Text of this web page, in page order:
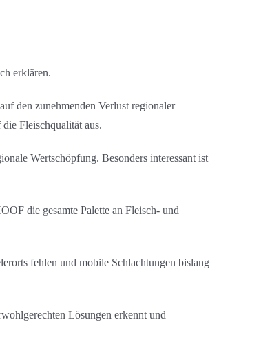
erklären.
den zunehmenden Verlust regionaler
Fleischqualität aus.
Wertschöpfung. Besonders interessant ist
die gesamte Palette an Fleisch- und
fehlen und mobile Schlachtungen bislang
Lösungen erkennt und